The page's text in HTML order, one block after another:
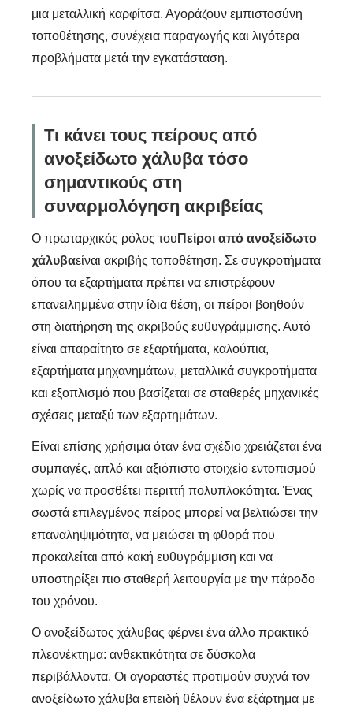
μια μεταλλική καρφίτσα. Αγοράζουν εμπιστοσύνη
τοποθέτησης, συνέχεια παραγωγής και λιγότερα
προβλήματα μετά την εγκατάσταση.
Τι κάνει τους πείρους από
ανοξείδωτο χάλυβα τόσο
σημαντικούς στη
συναρμολόγηση ακριβείας
Ο πρωταρχικός ρόλος του Πείροι από ανοξείδωτο
χάλυβαείναι ακριβής τοποθέτηση. Σε συγκροτήματα
όπου τα εξαρτήματα πρέπει να επιστρέφουν
επανειλημμένα στην ίδια θέση, οι πείροι βοηθούν
στη διατήρηση της ακριβούς ευθυγράμμισης. Αυτό
είναι απαραίτητο σε εξαρτήματα, καλούπια,
εξαρτήματα μηχανημάτων, μεταλλικά συγκροτήματα
και εξοπλισμό που βασίζεται σε σταθερές μηχανικές
σχέσεις μεταξύ των εξαρτημάτων.
Είναι επίσης χρήσιμα όταν ένα σχέδιο χρειάζεται ένα
συμπαγές, απλό και αξιόπιστο στοιχείο εντοπισμού
χωρίς να προσθέτει περιττή πολυπλοκότητα. Ένας
σωστά επιλεγμένος πείρος μπορεί να βελτιώσει την
επαναληψιμότητα, να μειώσει τη φθορά που
προκαλείται από κακή ευθυγράμμιση και να
υποστηρίξει πιο σταθερή λειτουργία με την πάροδο
του χρόνου.
Ο ανοξείδωτος χάλυβας φέρνει ένα άλλο πρακτικό
πλεονέκτημα: ανθεκτικότητα σε δύσκολα
περιβάλλοντα. Οι αγοραστές προτιμούν συχνά τον
ανοξείδωτο χάλυβα επειδή θέλουν ένα εξάρτημα με